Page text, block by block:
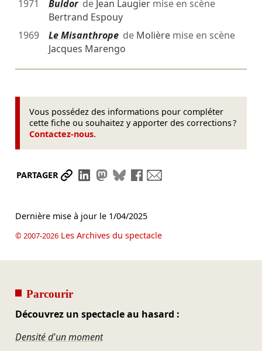
1971
Buldorde Jean Laugiermise en scène
Bertrand Espouy
1969
Le Misanthropede Molièremise en scène
Jacques Marengo
Vous possédez des informations pour compléter
cette fiche ou souhaitez y apporter des corrections ?
Contactez-nous.
PARTAGER Partager le lien
Partager sur LinkedIn
Partager sur Mastodon
Partager sur Bluesky
Partager sur Facebook
Dernière mise à jour le 1/04/2025
© 2007-2026Les Archives du spectacle
Parcourir
Découvrez un spectacle au hasard :
Densité d'un moment